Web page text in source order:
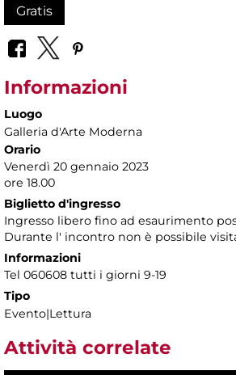
Gratis
Informazioni
Luogo
Galleria d'Arte Moderna
Orario
Venerdì 20 gennaio 2023
ore 18.00
Biglietto d'ingresso
Ingresso libero fino ad esaurimento
Durante l' incontro non è possibile
Informazioni
Tel 060608 tutti i giorni 9-19
Tipo
Evento|Lettura
Attività correlate